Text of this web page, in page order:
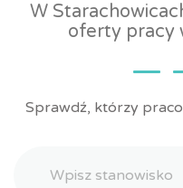
W
oferty pracy
Sprawdź, którzy